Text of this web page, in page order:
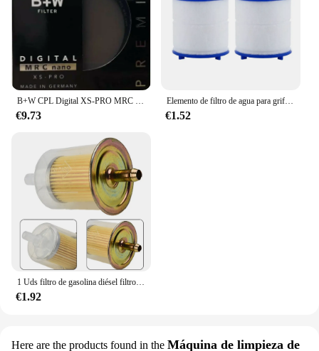
€9.73
Elemento de filtro de agua para grifo, cabezal de ducha con eliminación de cloro, metales pesados, purificador de filtración de baño, suaviza el agua dura, 2-40 unidades
€1.52
€1.92
Here are the products found in the Máquina de limpieza de